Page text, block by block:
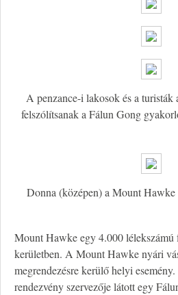
A penzance-i lakosok és a
felszólítsanak a Fálun Gong
Donna (középen) a Mount Hawke
Mount Hawke egy 4.000 lélekszámú
kerületben. A Mount Hawke nyári
megrendezésre kerülő helyi
rendezvény szervezője látott egy